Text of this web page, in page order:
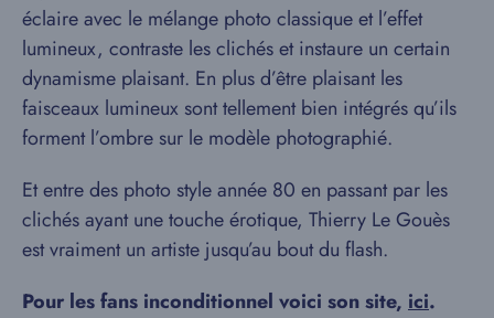
éclaire avec le mélange photo classique et l’effet
lumineux, contraste les clichés et instaure un certain
dynamisme plaisant. En plus d’être plaisant les
faisceaux lumineux sont tellement bien intégrés qu’ils
forment l’ombre sur le modèle photographié.
Et entre des photo style année 80 en passant par les
clichés ayant une touche érotique, Thierry Le Gouès
est vraiment un artiste jusqu’au bout du flash.
Pour les fans inconditionnel voici son site, ici.